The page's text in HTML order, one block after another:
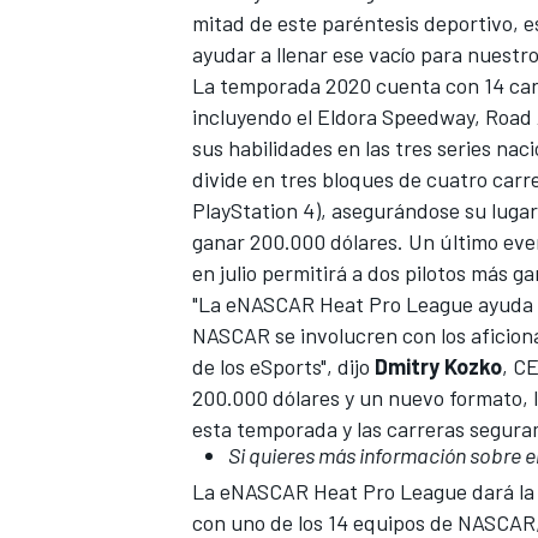
FÓRMULA E
WRC
mitad de este paréntesis deportivo,
ayudar a llenar ese vacío para
La temporada 2020 cuenta con 14
incluyendo el Eldora Speedway,
sus habilidades en las tres series
divide en tres bloques de cuatro
PlayStation 4), asegurándose su
ganar 200.000 dólares. Un último
en julio permitirá a dos pilotos más
"La eNASCAR Heat Pro League
NASCAR se involucren con los
de los eSports", dijo Dmitry Kozko,
200.000 dólares y un nuevo formato,
esta temporada y las carreras
Si quieres más información sobre
La eNASCAR Heat Pro League dará
con uno de los 14 equipos de